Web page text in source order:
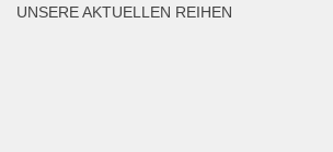
UNSERE AKTUELLEN REIHEN